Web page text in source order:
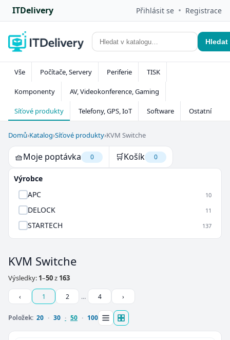
ITDelivery Přihlásit se • Registrace
Hledat
Vše Počítače, Servery Periferie TISK
Komponenty AV, Videokonference, Gaming
Síťové produkty Telefony, GPS, IoT Software Ostatní
Domů›Katalog›Síťové produkty›KVM Switche
🧺Moje poptávka 0 🛒Košík 0
Výrobce
APC
10
DELOCK 11
STARTECH 137
KVM Switche
Výsledky: 1–50z 163
‹ 1 2 … 4 ›
Položek: 20 30 50 100